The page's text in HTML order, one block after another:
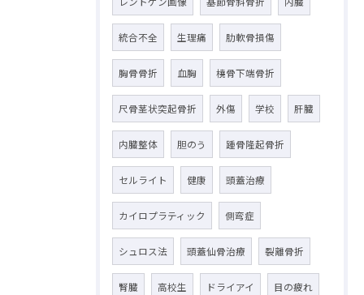
統合不全 生理痛 肋軟骨損傷
胸骨骨折 血胸 橈骨下端骨折
尺骨茎状突起骨折 外傷 学校 肝臓
内臓整体 胆のう 踵骨隆起骨折
セルライト 健康 頭蓋治療
カイロプラティック 側弯症
シュロス法 頭蓋仙骨治療 裂離骨折
腎臓 高校生 ドライアイ 目の疲れ